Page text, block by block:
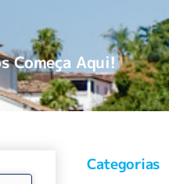
Começa Aqui!
Categorias